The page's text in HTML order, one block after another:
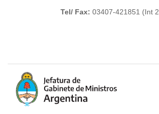
Tel/ Fax: 03407-421851 (Int